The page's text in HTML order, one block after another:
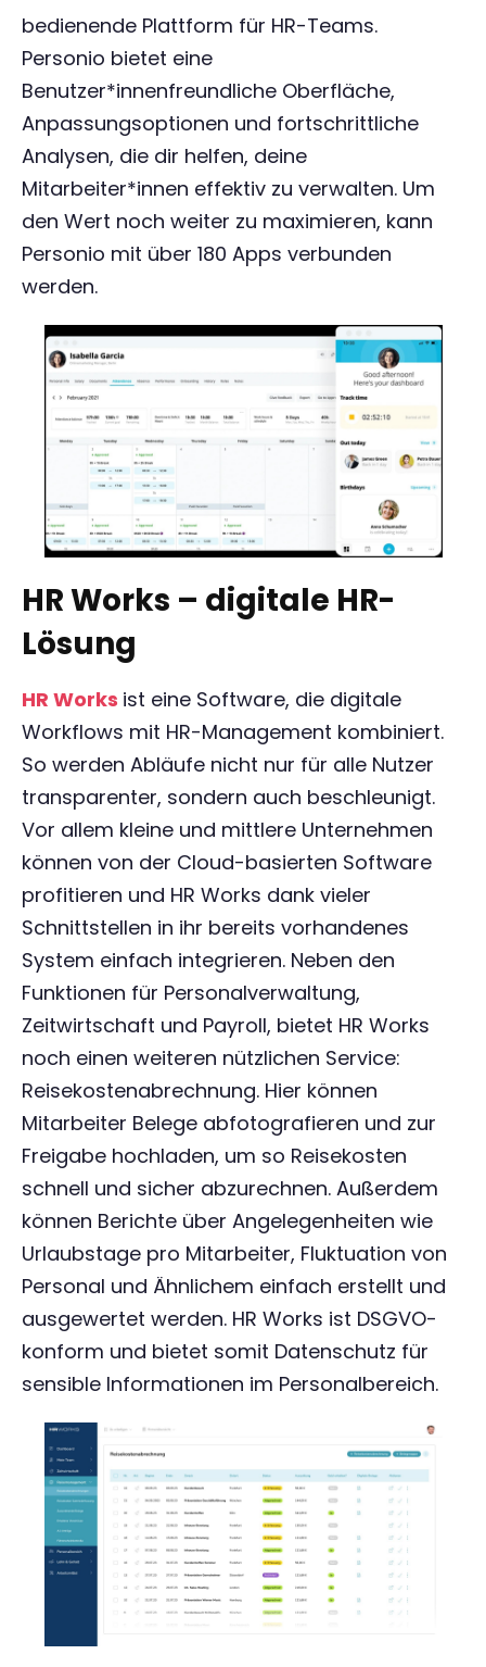
bedienende Plattform für HR-Teams.
Personio bietet eine
Benutzer*innenfreundliche Oberfläche,
Anpassungsoptionen und fortschrittliche
Analysen, die dir helfen, deine
Mitarbeiter*innen effektiv zu verwalten. Um
den Wert noch weiter zu maximieren, kann
Personio mit über 180 Apps verbunden
werden.
HR Works – digitale HR-
Lösung
HR Works ist eine Software, die digitale
Workflows mit HR-Management kombiniert.
So werden Abläufe nicht nur für alle Nutzer
transparenter, sondern auch beschleunigt.
Vor allem kleine und mittlere Unternehmen
können von der Cloud-basierten Software
profitieren und HR Works dank vieler
Schnittstellen in ihr bereits vorhandenes
System einfach integrieren. Neben den
Funktionen für Personalverwaltung,
Zeitwirtschaft und Payroll, bietet HR Works
noch einen weiteren nützlichen Service:
Reisekostenabrechnung. Hier können
Mitarbeiter Belege abfotografieren und zur
Freigabe hochladen, um so Reisekosten
schnell und sicher abzurechnen. Außerdem
können Berichte über Angelegenheiten wie
Urlaubstage pro Mitarbeiter, Fluktuation von
Personal und Ähnlichem einfach erstellt und
ausgewertet werden. HR Works ist DSGVO-
konform und bietet somit Datenschutz für
sensible Informationen im Personalbereich.